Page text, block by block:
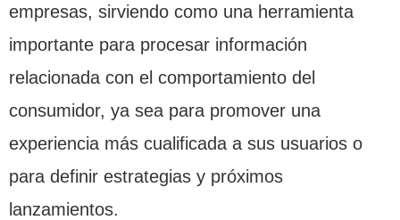
empresas, sirviendo como una herramienta
importante para procesar información
relacionada con el comportamiento del
consumidor, ya sea para promover una
experiencia más cualificada a sus usuarios o
para definir estrategias y próximos
lanzamientos.